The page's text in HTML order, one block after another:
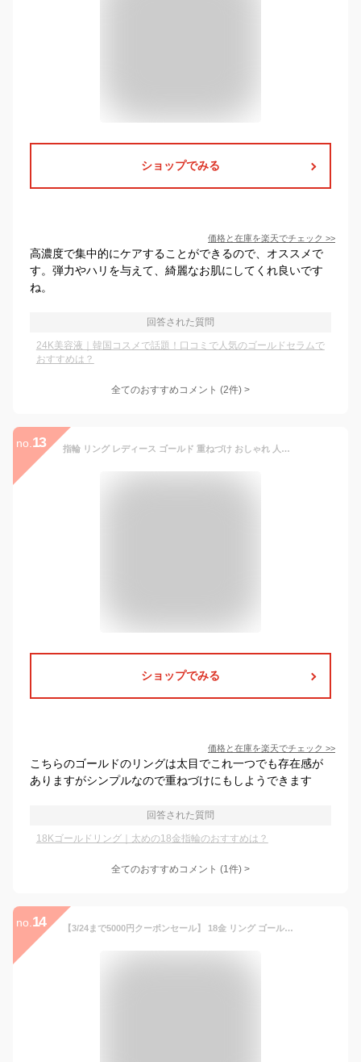
ショップでみる
価格と在庫を楽天でチェック >>
高濃度で集中的にケアすることができるので、オススメで
す。弾力やハリを与えて、綺麗なお肌にしてくれ良いです
ね。
回答された質問
24K美容液｜韓国コスメで話題！口コミで人気のゴールドセラムで
おすすめは？
全てのおすすめコメント (2件) >
no. 13 指輪 リング レディース ゴールド 重ねづけ おしゃれ 人気 地金 リング シンプル 太め K10 10金 10k K18 18金 18k ミル打ちデザイン イエローゴールド ピンクゴールド ホワイトゴールド ペアリング お揃い ラフィネ
ショップでみる
価格と在庫を楽天でチェック >>
こちらのゴールドのリングは太目でこれ一つでも存在感が
ありますがシンプルなので重ねづけにもしようできます
回答された質問
18Kゴールドリング｜太めの18金指輪のおすすめは？
全てのおすすめコメント (1件) >
no. 14 【3/24まで5000円クーポンセール】 18金 リング ゴールド レディース メンズ シンプル 地金 編み編み ツイスト ねじれ マット 光沢 18金指輪 k18リング 太め ボリューム マット イエローゴールド おしゃれ 18k 18 金 18kリング 5号 7号 9号 18金リング R2